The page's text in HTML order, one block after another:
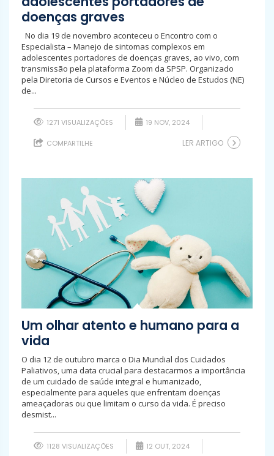
doenças graves
No dia 19 de novembro aconteceu o Encontro com o
Especialista – Manejo de sintomas complexos em
adolescentes portadores de doenças graves, ao vivo, com
transmissão pela plataforma Zoom da SPSP. Organizado
pela Diretoria de Cursos e Eventos e Núcleo de Estudos (NE)
de...
1271 VISUALIZAÇÕES 19 NOV, 2024
COMPARTILHE LER ARTIGO
Um olhar atento e humano para a
vida
O dia 12 de outubro marca o Dia Mundial dos Cuidados
Paliativos, uma data crucial para destacarmos a importância
de um cuidado de saúde integral e humanizado,
especialmente para aqueles que enfrentam doenças
ameaçadoras ou que limitam o curso da vida. É preciso
desmist...
1128 VISUALIZAÇÕES 12 OUT, 2024